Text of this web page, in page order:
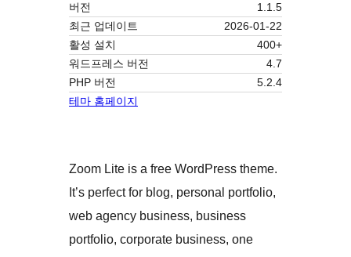
버전
1.1.5
최근 업데이트
2026-01-22
활성 설치
400+
워드프레스 버전
4.7
PHP 버전
5.2.4
테마 홈페이지
Zoom Lite is a free WordPress theme.
It’s perfect for blog, personal portfolio,
web agency business, business
portfolio, corporate business, one